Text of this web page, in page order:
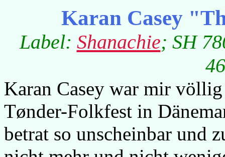
Karan Casey
Label: Shanachie; SH
Karan Casey war mir
Tønder-Folkfest in
betrat so unscheinbar und